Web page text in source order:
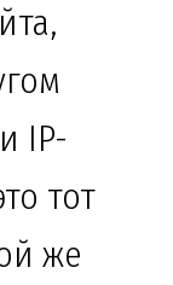
IP-
тот
же